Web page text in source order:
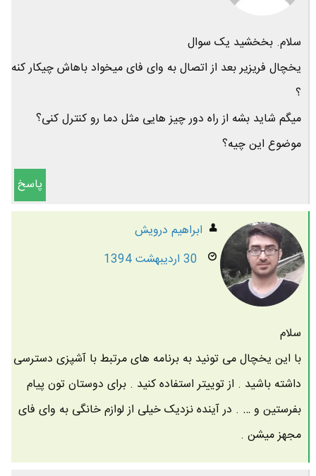
سلام. بخخشید یک سوال
یخچال فریزیر بعد از اتصال به وای فای میخواد باهاش چیکار کنه
؟
میگم شاید بشه از راه دور چیز هایی مثل دما رو کنترل کنی؟
موضوع این چیه؟
پاسخ
ابراهیم درویش
30 اردیبهشت 1394
سلام
با این یخچال می تونید به برنامه های مرتبط با آشپزی دسترسی
داشته باشید . از توییتر استفاده کنید . برای دوستان تون پیام
بفرستین و … . در آینده نزدیک خیلی از لوازم خانگی به وای فای
مجهز میشن .